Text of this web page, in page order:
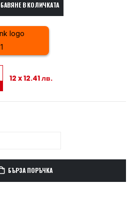
В КОЛИЧКАТА
12 x 12.41 лв.
БЪРЗА ПОРЪЧКА